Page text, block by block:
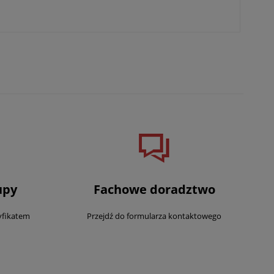
Fachowe doradztwo
Przejdź do formularza kontaktowego